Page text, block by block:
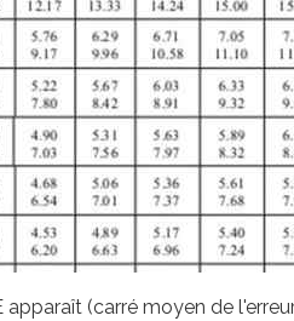
(carré moyen de